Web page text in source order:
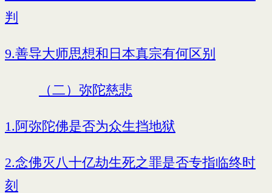
判
9.善导大师思想和日本真宗有何区别
（二）弥陀慈悲
1.阿弥陀佛是否为众生挡地狱
2.念佛灭八十亿劫生死之罪是否专指临终时
刻